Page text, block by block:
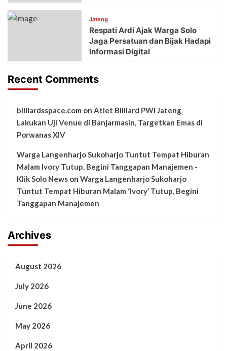
Jateng
Respati Ardi Ajak Warga Solo
Jaga Persatuan dan Bijak Hadapi
Informasi Digital
Recent Comments
billiardsspace.com on Atlet Billiard PWI Jateng
Lakukan Uji Venue di Banjarmasin, Targetkan Emas di
Porwanas XIV
Warga Langenharjo Sukoharjo Tuntut Tempat Hiburan
Malam Ivory Tutup, Begini Tanggapan Manajemen -
Klik Solo News on Warga Langenharjo Sukoharjo
Tuntut Tempat Hiburan Malam ‘Ivory’ Tutup, Begini
Tanggapan Manajemen
Archives
August 2026
July 2026
June 2026
May 2026
April 2026